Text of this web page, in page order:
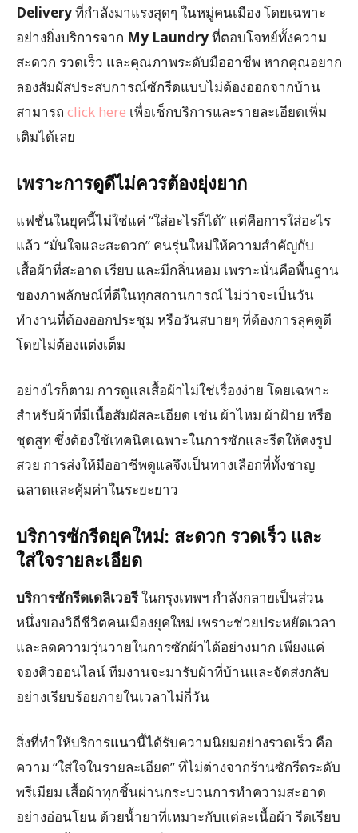
Deliveryที่กำลังมาแรงสุดๆ ในหมู่คนเมือง โดยเฉพาะ
อย่างยิ่งบริการจาก My Laundryที่ตอบโจทย์ทั้งความ
สะดวก รวดเร็ว และคุณภาพระดับมืออาชีพ หากคุณอยาก
ลองสัมผัสประสบการณ์ซักรีดแบบไม่ต้องออกจากบ้าน
สามารถ click here เพื่อเช็กบริการและรายละเอียดเพิ่ม
เติมได้เลย
เพราะการดูดีไม่ควรต้องยุ่งยาก
แฟชั่นในยุคนี้ไม่ใช่แค่ “ใส่อะไรก็ได้” แต่คือการใส่อะไร
แล้ว “มั่นใจและสะดวก” คนรุ่นใหม่ให้ความสำคัญกับ
เสื้อผ้าที่สะอาด เรียบ และมีกลิ่นหอม เพราะนั่นคือพื้นฐาน
ของภาพลักษณ์ที่ดีในทุกสถานการณ์ ไม่ว่าจะเป็นวัน
ทำงานที่ต้องออกประชุม หรือวันสบายๆ ที่ต้องการลุคดูดี
โดยไม่ต้องแต่งเต็ม
อย่างไรก็ตาม การดูแลเสื้อผ้าไม่ใช่เรื่องง่าย โดยเฉพาะ
สำหรับผ้าที่มีเนื้อสัมผัสละเอียด เช่น ผ้าไหม ผ้าฝ้าย หรือ
ชุดสูท ซึ่งต้องใช้เทคนิคเฉพาะในการซักและรีดให้คงรูป
สวย การส่งให้มืออาชีพดูแลจึงเป็นทางเลือกที่ทั้งชาญ
ฉลาดและคุ้มค่าในระยะยาว
บริการซักรีดยุคใหม่: สะดวก รวดเร็ว และ
ใส่ใจรายละเอียด
บริการซักรีดเดลิเวอรีในกรุงเทพฯ กำลังกลายเป็นส่วน
หนึ่งของวิถีชีวิตคนเมืองยุคใหม่ เพราะช่วยประหยัดเวลา
และลดความวุ่นวายในการซักผ้าได้อย่างมาก เพียงแค่
จองคิวออนไลน์ ทีมงานจะมารับผ้าที่บ้านและจัดส่งกลับ
อย่างเรียบร้อยภายในเวลาไม่กี่วัน
สิ่งที่ทำให้บริการแนวนี้ได้รับความนิยมอย่างรวดเร็ว คือ
ความ “ใส่ใจในรายละเอียด” ที่ไม่ต่างจากร้านซักรีดระดับ
พรีเมียม เสื้อผ้าทุกชิ้นผ่านกระบวนการทำความสะอาด
อย่างอ่อนโยน ด้วยน้ำยาที่เหมาะกับแต่ละเนื้อผ้า รีดเรียบ